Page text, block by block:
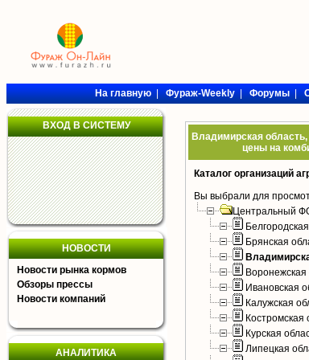
На главную|Фураж-Weekly|Форумы|
ВХОД В СИСТЕМУ
НОВОСТИ
Новости рынка кормов
Обзоры прессы
Новости компаний
АНАЛИТИКА
Владимирская
цены на
Каталог организаций
Вы выбрали для
Центральный
Брянская
Воронежская
Ивановская
Калужская
Костромская
Курская
Липецкая